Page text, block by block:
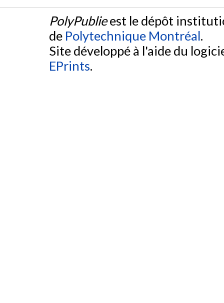
PolyPublieest le dépôt
de Polytechnique Montréal.
Site développé à l'aide du
EPrints.